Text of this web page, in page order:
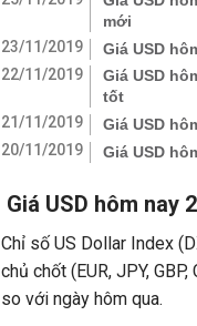
mới
23/11/2019
Giá USD
22/11/2019
Giá USD
tốt
21/11/2019
Giá USD
20/11/2019
Giá USD
Giá USD hôm nay
Chỉ số US Dollar Index
chủ chốt (EUR, JPY,
so với ngày hôm qua.